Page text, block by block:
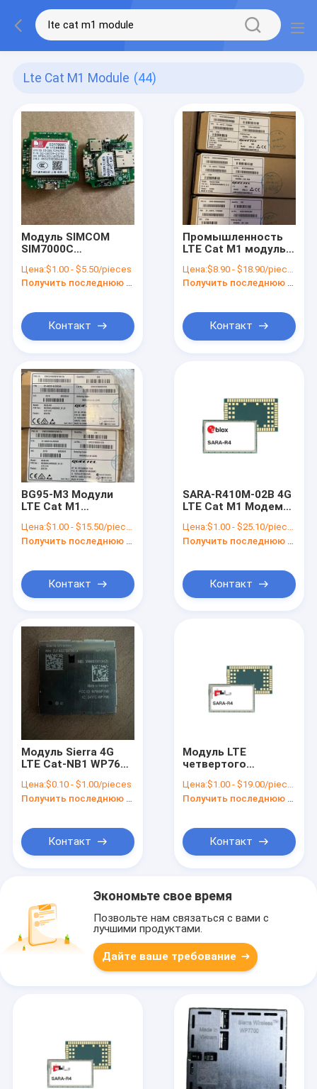
Lte Cat M1 Module (44)
Модуль SIMCOM
SIM7000C
LTE Cat M1 Модуль
NB-IoT Модуль
Цена:$1.00 - $5.50/pieces
Получить последнюю цену
Контакт
Промышленность
LTE Cat M1 модуль
Cat NB1/EGPRS
модуль
Цена:$8.90 - $18.90/pieces
Получить последнюю цену
Контакт
BG95-M3 Модули
LTE Cat M1
оперативная
память процессор
Цена:$1.00 - $15.50/pieces
Контакт
SARA-R410M-02B 4G
LTE Cat M1 Модем
беспроводной
Цена:$1.00 - $25.10/pieces
Контакт
Модуль Sierra 4G
LTE Cat-NB1 WP7611
беспроводной
связи NBIOT 4G
Цена:$0.10 - $1.00/pieces
Контакт
Модуль LTE
четвертого
номером части
SARA-R410M-02B-01
Цена:$1.00 - $19.00/pieces
Контакт
Экономьте свое время
Позвольте нам связаться с вами с
лучшими продуктами.
Дайте ваше требование